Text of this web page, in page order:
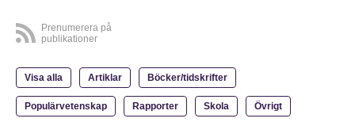
Prenumerera på
publikationer
Visa alla Artiklar Böcker/tidskrifter
Populärvetenskap Rapporter Skola Övrigt